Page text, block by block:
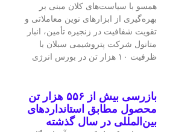
همسو با سیاست‌های کلان مبنی بر
بهره‌گیری از ابزارهای نوین معاملاتی و
تقویت شفافیت در زنجیره تأمین، انبار
متانول شرکت پتروشیمی سبلان با
ظرفیت ۱۰ هزار تن در بورس انرژی
بازرسی بیش از ۵۵۶ هزار تن
محصول مطابق استانداردهای
بین‌المللی در سال گذشته